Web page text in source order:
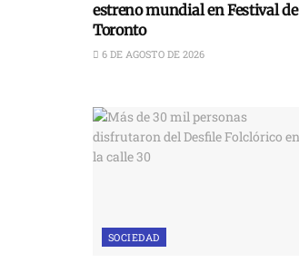
estreno mundial en Festival de
Toronto
6 DE AGOSTO DE 2026
SOCIEDAD